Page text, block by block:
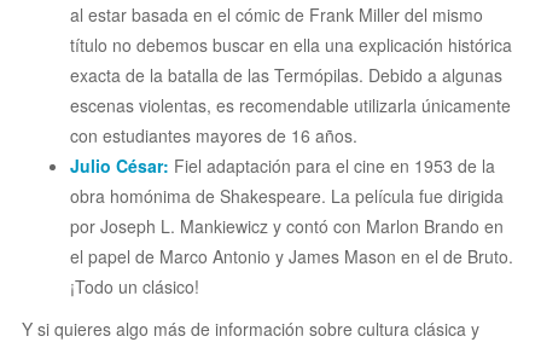
al estar basada en el cómic de Frank Miller del mismo
título no debemos buscar en ella una explicación histórica
exacta de la batalla de las Termópilas. Debido a algunas
escenas violentas, es recomendable utilizarla únicamente
con estudiantes mayores de 16 años.
Julio César: Fiel adaptación para el cine en 1953 de la
obra homónima de Shakespeare. La película fue dirigida
por Joseph L. Mankiewicz y contó con Marlon Brando en
el papel de Marco Antonio y James Mason en el de Bruto.
¡Todo un clásico!
Y si quieres algo más de información sobre cultura clásica y